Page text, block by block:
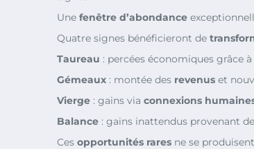
Une fenêtre d’abondance
Quatre signes bénéficieront de
Taureau : percées économiques grâce à
Gémeaux : montée des revenus et
Vierge : gains via connexions
Balance : gains inattendus provenant de
Ces opportunités rares ne se